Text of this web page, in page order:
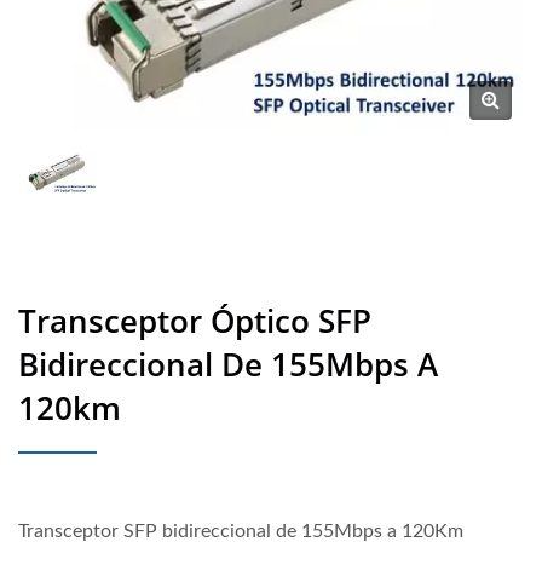
Transceptor Óptico SFP
Bidireccional De 155Mbps A
120km
Transceptor SFP bidireccional de 155Mbps a 120Km